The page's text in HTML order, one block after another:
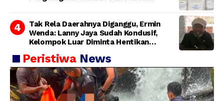
Tak Rela Daerahnya Diganggu, Ermin
Wenda: Lanny Jaya Sudah Kondusif,
Kelompok Luar Diminta Hentikan
Peristiwa News